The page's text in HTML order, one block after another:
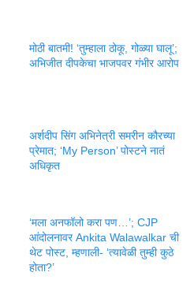
मोठी बातमी! ‘तुम्हाला ठोकू, गोळ्या घालू’;
अभिजीत दीपकेचा भाजपवर गंभीर आरोप
अर्शदीप सिंग अभिनेत्री समरीन कौरच्या
प्रेमात; ‘My Person’ पोस्टने नातं
अधिकृत
‘मला अनफॉलो करा पण…’; CJP
आंदोलनावर Ankita Walawalkar ची
थेट पोस्ट, म्हणाली- ‘त्यावेळी तुम्ही कुठे
होता?’